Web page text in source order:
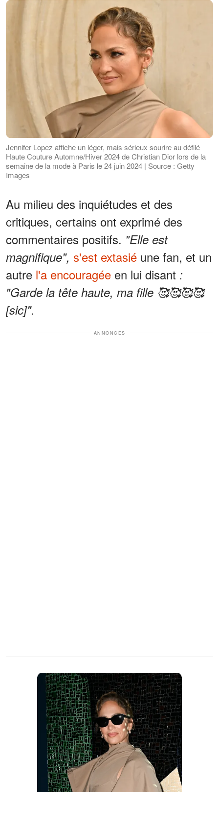
Jennifer Lopez affiche un léger, mais sérieux sourire au défilé
Haute Couture Automne/Hiver 2024 de Christian Dior lors de la
semaine de la mode à Paris le 24 juin 2024 | Source : Getty
Images
Au milieu des inquiétudes et des
critiques, certains ont exprimé des
commentaires positifs. "Elle est
magnifique", s'est extasié une fan, et un
autre l'a encouragée en lui disant :
"Garde la tête haute, ma fille 🥰🥰🥰🥰
[sic]".
ANNONCES